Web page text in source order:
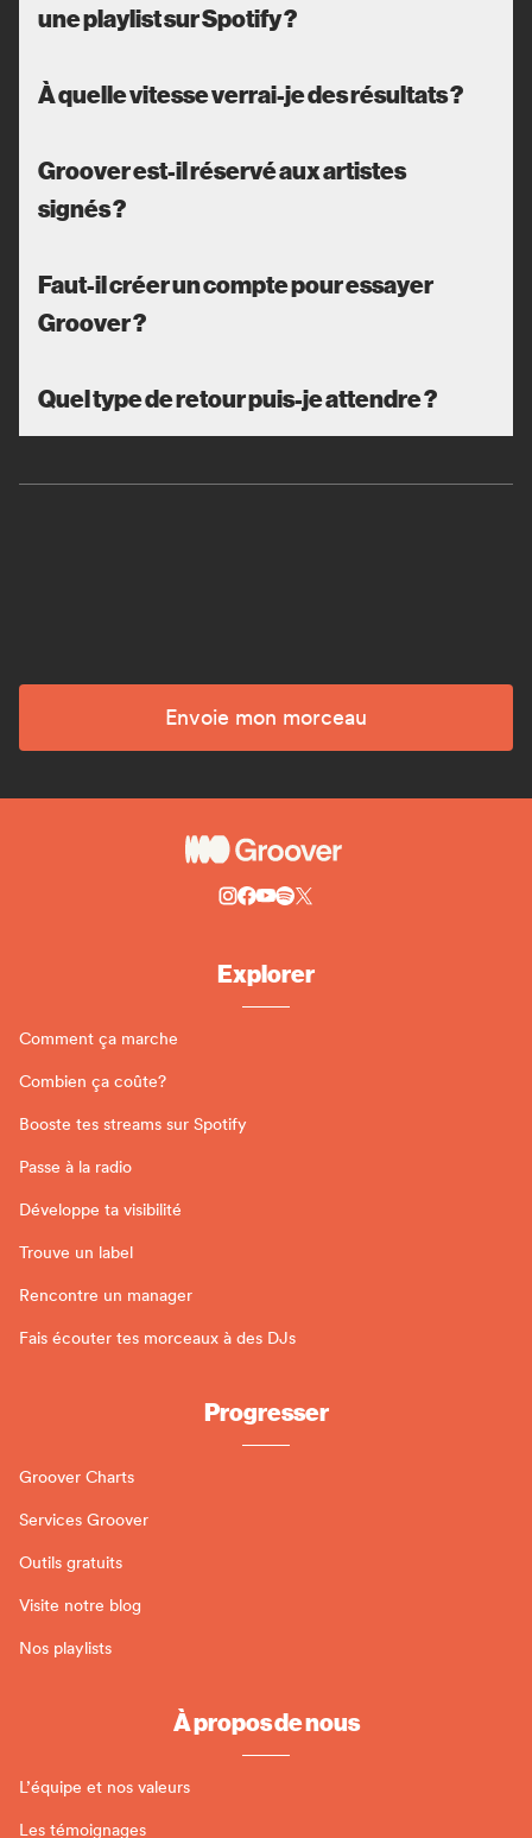
une playlist sur Spotify ?
À quelle vitesse verrai-je des résultats ?
Groover est-il réservé aux artistes
signés ?
Faut-il créer un compte pour essayer
Groover ?
Quel type de retour puis-je attendre ?
Envoie mon morceau
Explorer
Comment ça marche
Combien ça coûte?
Booste tes streams sur Spotify
Passe à la radio
Développe ta visibilité
Trouve un label
Rencontre un manager
Fais écouter tes morceaux à des DJs
Progresser
Groover Charts
Services Groover
Outils gratuits
Visite notre blog
Nos playlists
À propos de nous
L’équipe et nos valeurs
Les témoignages